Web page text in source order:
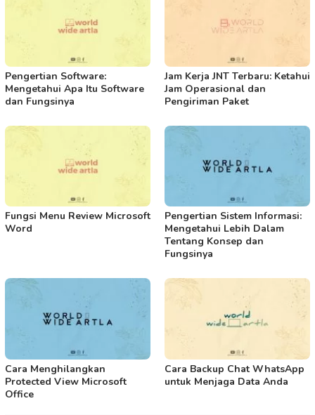
Pengertian Software:
Mengetahui Apa Itu Software
dan Fungsinya
Jam Kerja JNT Terbaru: Ketahui
Jam Operasional dan
Pengiriman Paket
Fungsi Menu Review Microsoft
Word
Pengertian Sistem Informasi:
Mengetahui Lebih Dalam
Tentang Konsep dan
Fungsinya
Cara Menghilangkan
Protected View Microsoft
Office
Cara Backup Chat WhatsApp
untuk Menjaga Data Anda